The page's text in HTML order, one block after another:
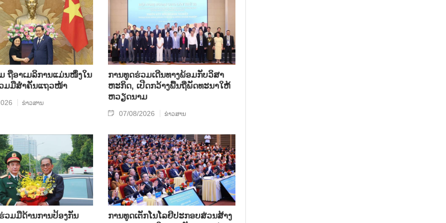
ຖື​ອາ​ເມ​ລິ​ການ​ແມ່ນ​ໜຶ່ງ​ໃນ​
ມ​ມື​ສຳ​ຄັນ​ແຖວ​ໜ້າ
ຂ່າວສານ
ການ​ທູດ​ຮ່ວມ​ເດີນ​ທາງ​ພ້ອມກັບ​ວິ​ສາ​
ຫະ​ກ​ິດ, ເປີດກວ້າງ​ພື້ນ​ຖີ່​ພັດ​ທະ​ນາ​ໃຫ້​
ຫວຽດ​ນາມ
07/08/2026 ຂ່າວສານ
ວມ​ມື​ດ້ານ​ການ​ປ້ອງ​ກັນ​
ການ​ທູດ​ເຕັກ​ໂນ​ໂລ​ຢີ​ປະ​ກອບ​ສ່ວນ​ສ້າງ​